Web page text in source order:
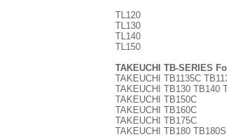
TL120
TL130
TL140
TL150
TAKEUCHI TB-SERIES
TAKEUCHI TB1135C
TAKEUCHI TB130 TB140
TAKEUCHI TB150C
TAKEUCHI TB160C
TAKEUCHI TB175C
TAKEUCHI TB180 TB180S